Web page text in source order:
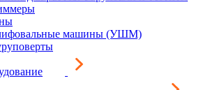
машины (УШМ)